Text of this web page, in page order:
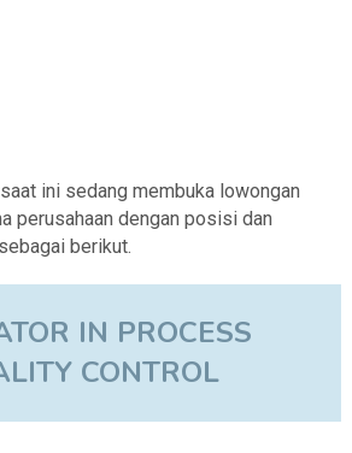
saat ini sedang membuka lowongan
perusahaan dengan posisi dan
berikut.
IN PROCESS
CONTROL